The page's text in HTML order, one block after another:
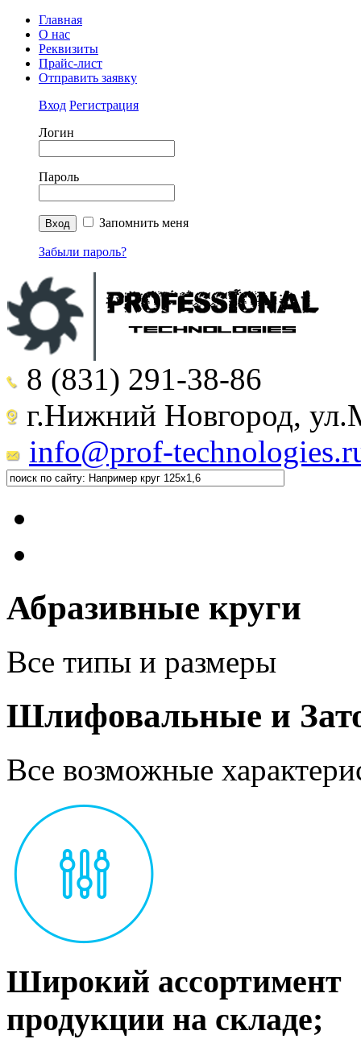
Главная
О нас
Реквизиты
Прайс-лист
Отправить заявку
Вход Регистрация
Логин
Пароль
Запомнить меня
Забыли пароль?
8 (831) 291-38-86
г.Нижний Новгород,
info@prof-
Абразивные круги
Все типы и размеры
Шлифовальные и
Все возможные
Широкий ассортимент
продукции на складе;